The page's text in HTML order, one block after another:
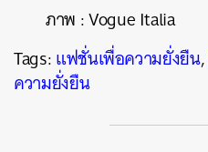
ภาพ : Vogue Italia
Tags:แฟชั่นเพื่อความยั่งยืน,
ความยั่งยืน